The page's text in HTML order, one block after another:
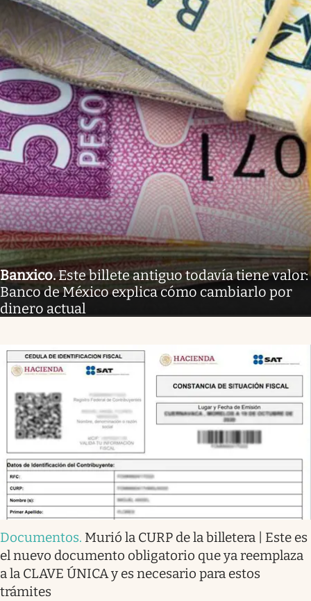
Banxico.Este billete antiguo todavía tiene valor:
Banco de México explica cómo cambiarlo por
dinero actual
Documentos. Murió la CURP de la billetera | Este es
el nuevo documento obligatorio que ya reemplaza
a la CLAVE ÚNICA y es necesario para estos
trámites